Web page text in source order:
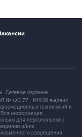
Сетевое издание
№ ФС 77 - 84928 выдано
технологий и
информация,
для персонального
и/или
разрешения